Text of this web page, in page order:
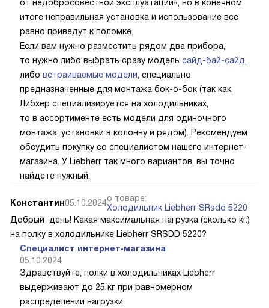
от недобросовестной эксплуатации», но в конечном
итоге неправильная установка и использование все
равно приведут к поломке.
Если вам нужно разместить рядом два прибора,
то нужно либо выбрать сразу модель сайд-бай-сайд
либо встраиваемые модели , специально
предназначенные для монтажа бок-о-бок (так как
Либхер специализируется на холодильниках,
то в ассортименте есть модели для одиночного
монтажа, установки в колонну и рядом). Рекомендуем
обсудить покупку со специалистом нашего интернет-
магазина. У Liebherr так много вариантов, вы точно
найдете нужный.
Константин05.10.2024о товаре:
Холодильник Liebherr SRsdd 5220
Добрый день! Какая максимальная нагрузка (сколько кг.)
на полку в холодильнике Liebherr SRSDD 5220?
Специалист интернет-магазина
05.10.2024
Здравствуйте, полки в холодильниках Liebherr
выдерживают до 25 кг при равномерном
распределении нагрузки.